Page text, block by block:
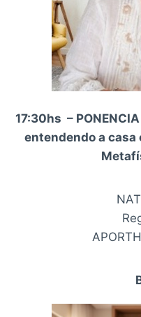
17:30hs –
entendendo a casa